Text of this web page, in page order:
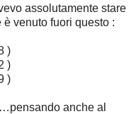
assolutamente stare
venuto fuori questo :
)
)
)
anche al